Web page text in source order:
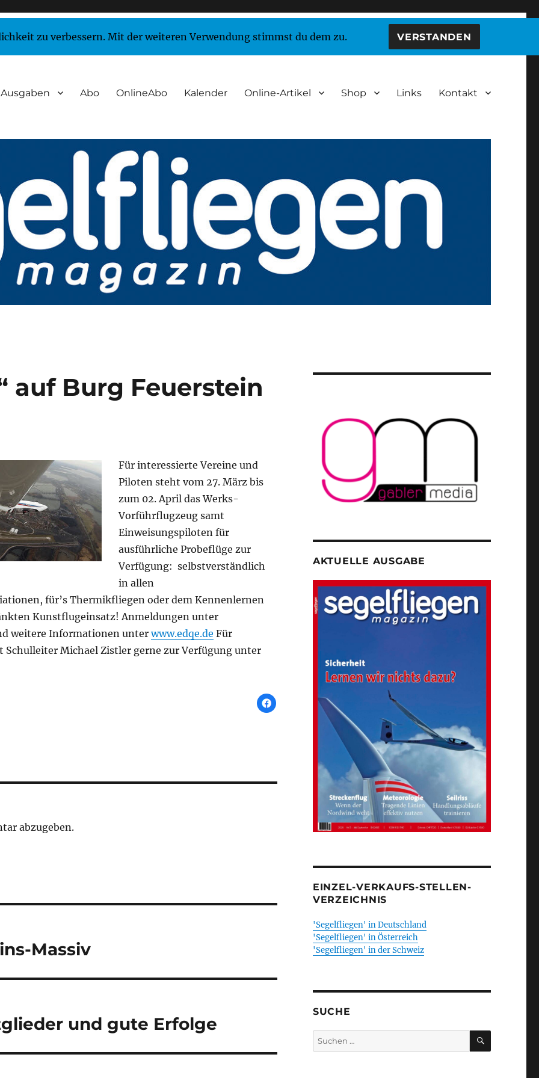
Ausgaben Abo OnlineAbo Kalender Online-Artikel Shop Links Kontakt
auf Burg Feuerstein
Für interessierte Vereine und
Piloten steht vom 27. März bis
zum 02. April das Werks-
Vorführflugzeug samt
Einweisungspiloten für
ausführliche Probeflüge zur
Verfügung: selbstverständlich
in allen
für’s Thermikfliegen oder dem Kennenlernen
Kunstflugeinsatz! Anmeldungen unter
weitere Informationen unterwww.edqe.de Für
Schulleiter Michael Zistler gerne zur Verfügung unter
abzugeben.
Massiv
und gute Erfolge
AKTUELLE AUSGABE
EINZEL-VERKAUFS-STELLEN-
VERZEICHNIS
'Segelfliegen' in Deutschland
'Segelfliegen' in Österreich
'Segelfliegen' in der Schweiz
SUCHE
Suchen
nach:
SUCHEN
zu verbessern. Mit der weiteren Verwendung stimmst du dem zu. VERSTANDEN